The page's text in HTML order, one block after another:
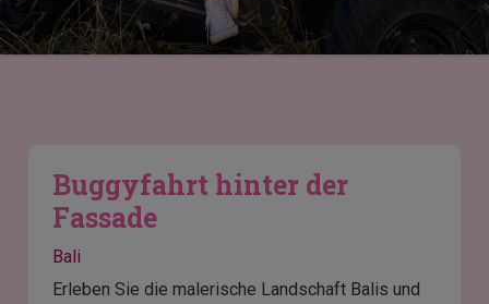
Buggyfahrt hinter der
Fassade
Bali
Erleben Sie die malerische Landschaft Balis und